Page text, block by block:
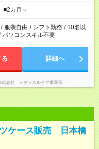
仕事の勤務時間の合計が 週40
■2カ月～
/ 服装自由 / シフト勤務 / 10名以
パソコンスキル不要
る 詳細へ
式会社 メディカルケア事業部
ケース販売 日本橋